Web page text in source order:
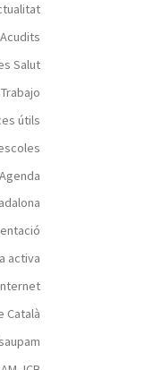
Acudits
Salut
útils
Agenda
activa
Català